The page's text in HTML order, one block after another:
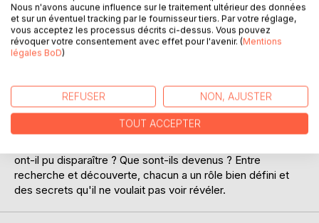
DESCRIPTION
2198, Alma, jeune fille curieuse de nature s'est trouvé un
récent intérêt pour les livres. Elle n'en a jamais connus, ils
ont existé il y a longtemps mais personne ne s'en souvient
vraiment. Elle va se lier d'amitié avec Julianna, sa voisine,
ont-il pu disparaître ? Que sont-ils devenus ? Entre
recherche et découverte, chacun a un rôle bien défini et
des secrets qu'il ne voulait pas voir révéler.
Nous n'avons aucune influence sur le traitement ultérieur des données
et sur un éventuel tracking par le fournisseur tiers. Par votre réglage,
vous acceptez les processus décrits ci-dessus. Vous pouvez
révoquer votre consentement avec effet pour l'avenir. (Mentions
légales BoD)
REFUSER NON, AJUSTER
TOUT ACCEPTER